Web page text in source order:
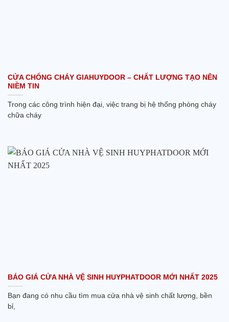
CỬA CHỐNG CHÁY GIAHUYDOOR – CHẤT LƯỢNG TẠO NÊN
NIỀM TIN
Trong các công trình hiện đại, việc trang bị hệ thống phòng cháy
chữa cháy
BÁO GIÁ CỬA NHÀ VỆ SINH HUYPHATDOOR MỚI NHẤT 2025
Bạn đang có nhu cầu tìm mua cửa nhà vệ sinh chất lượng, bền
bỉ,